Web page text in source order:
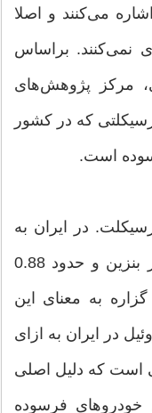
اشاره می‌کنند و اصلا
نمی‌کنند. براساس
مرکز پژوهش‌های
موتورسیکلتی که در کشور
موتورسیکلت. در ایران به
ازای هر نفر روزانه حدود 0.95 لیتر بنزین و حدود 0.88
به معنای این
در ایران به ازای
است که دلیل اصلی
خودروهای فرسوده